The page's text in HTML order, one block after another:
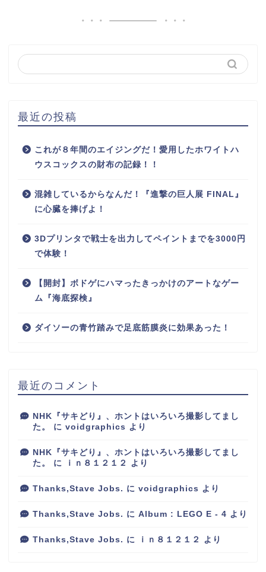
最近の投稿
これが８年間のエイジングだ！愛用したホワイトハ
ウスコックスの財布の記録！！
混雑しているからなんだ！『進撃の巨人展 FINAL』
に心臓を捧げよ！
3Dプリンタで戦士を出力してペイントまでを3000円
で体験！
【開封】ボドゲにハマったきっかけのアートなゲー
ム『海底探検』
ダイソーの青竹踏みで足底筋膜炎に効果あった！
最近のコメント
NHK『サキどり』、ホントはいろいろ撮影してまし
た。
に voidgraphics より
NHK『サキどり』、ホントはいろいろ撮影してまし
た。
に ｉｎ８１２１２ より
Thanks,Stave Jobs. に voidgraphics より
Thanks,Stave Jobs. に Album : LEGO E - 4 より
Thanks,Stave Jobs. に ｉｎ８１２１２ より